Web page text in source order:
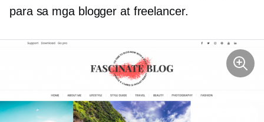
para sa mga blogger at freelancer.